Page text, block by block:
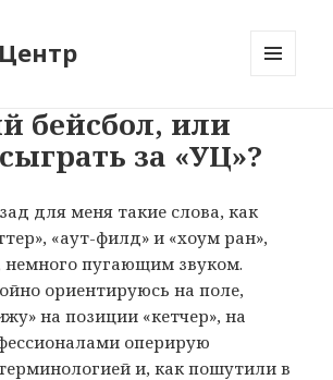
бейсбол, или
за «УЦ»?
для меня такие слова, как
«аут-филд» и «хоум ран»,
пугающим звуком.
ориентируюсь на поле,
на позиции «кетчер», на
оперирую
и, как пошутили в